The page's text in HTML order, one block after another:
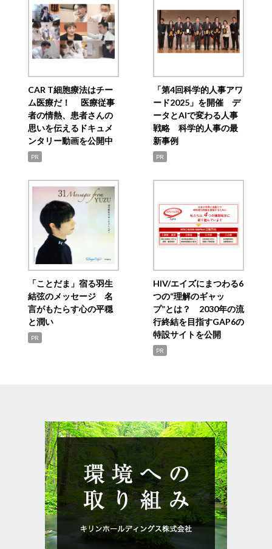
CAR T細胞療法はチー
ム医療だ！ 医療従事
者の情熱、患者さんの
思いを伝えるドキュメ
ンタリー動画を公開中
PR
「第4回科学的人事アワ
ード2025」を開催 デ
ータとAIで変わる人事
戦略 科学的人事の最
新事例
PR
「ことだま」宿る羽生
結弦のメッセージ 名
言がもたらす心の平穏
と潤い
PR
HIV/エイズにまつわる6
つの“理解のギャッ
プ”とは？ 2030年の流
行終結を目指すGAP6の
特設サイトを公開
PR